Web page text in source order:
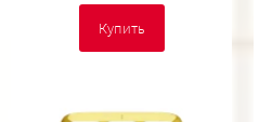
Купить